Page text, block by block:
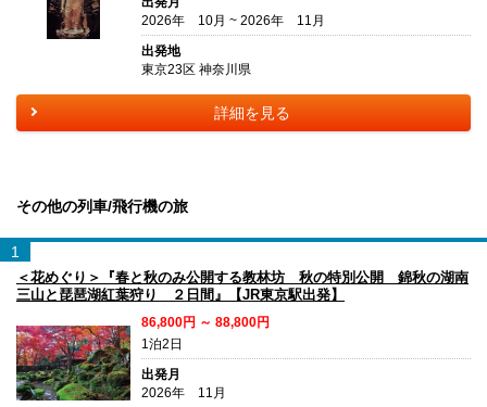
2026年 10月 ~ 2026年 11月
出発地
東京23区 神奈川県
詳細を見る
その他の列車/飛行機の旅
1
＜花めぐり＞『春と秋のみ公開する教林坊 秋の特別公開 錦秋の湖南
三山と琵琶湖紅葉狩り ２日間』【JR東京駅出発】
86,800円 ～ 88,800円
1泊2日
出発月
2026年 11月